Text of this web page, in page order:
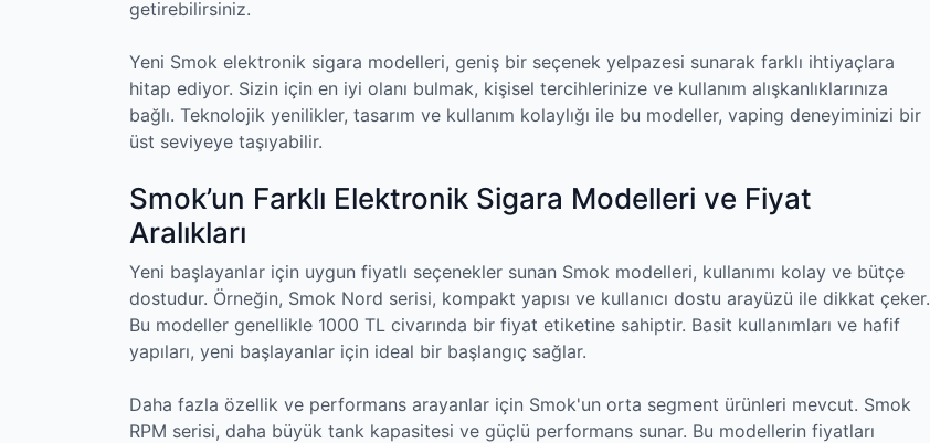
getirebilirsiniz.
Yeni Smok elektronik sigara modelleri, geniş bir seçenek yelpazesi sunarak farklı ihtiyaçlara
hitap ediyor. Sizin için en iyi olanı bulmak, kişisel tercihlerinize ve kullanım alışkanlıklarınıza
bağlı. Teknolojik yenilikler, tasarım ve kullanım kolaylığı ile bu modeller, vaping deneyiminizi bir
üst seviyeye taşıyabilir.
Smok’un Farklı Elektronik Sigara Modelleri ve Fiyat
Aralıkları
Yeni başlayanlar için uygun fiyatlı seçenekler sunan Smok modelleri, kullanımı kolay ve bütçe
dostudur. Örneğin, Smok Nord serisi, kompakt yapısı ve kullanıcı dostu arayüzü ile dikkat çeker.
Bu modeller genellikle 1000 TL civarında bir fiyat etiketine sahiptir. Basit kullanımları ve hafif
yapıları, yeni başlayanlar için ideal bir başlangıç sağlar.
Daha fazla özellik ve performans arayanlar için Smok'un orta segment ürünleri mevcut. Smok
RPM serisi, daha büyük tank kapasitesi ve güçlü performans sunar. Bu modellerin fiyatları